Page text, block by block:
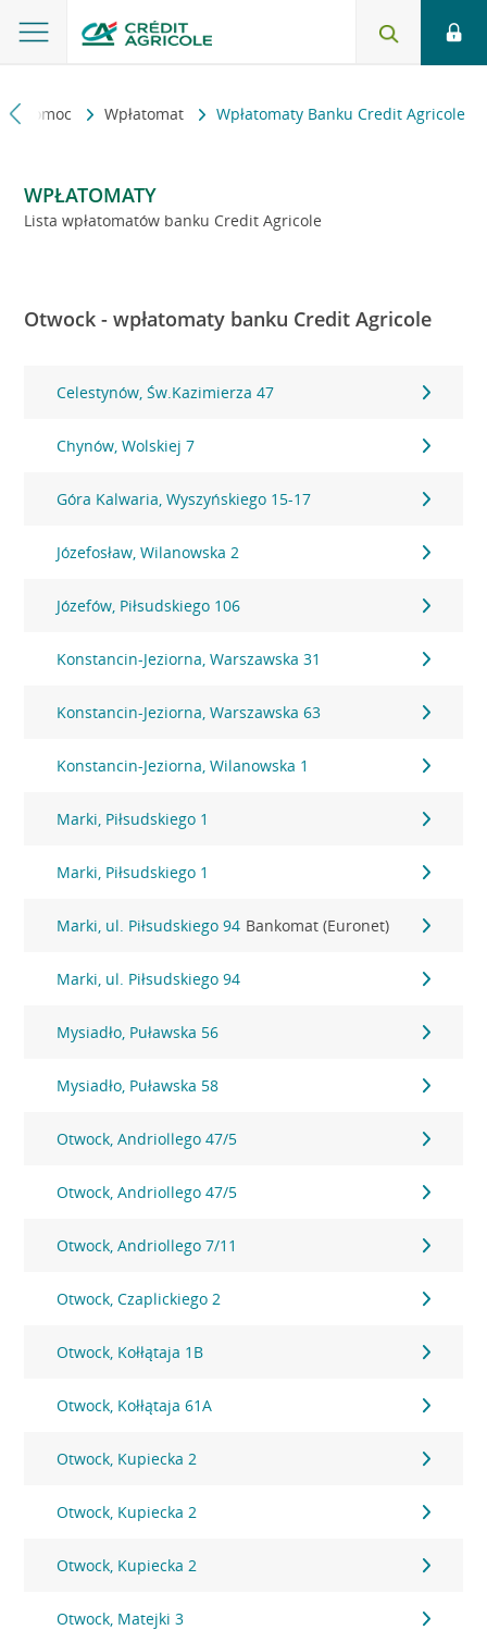
i pomoc Wpłatomat Wpłatomaty Banku Credit Agricole
WPŁATOMATY
Lista wpłatomatów banku Credit Agricole
Otwock - wpłatomaty banku Credit Agricole
Celestynów, Św.Kazimierza 47
Chynów, Wolskiej 7
Góra Kalwaria, Wyszyńskiego 15-17
Józefosław, Wilanowska 2
Józefów, Piłsudskiego 106
Konstancin-Jeziorna, Warszawska 31
Konstancin-Jeziorna, Warszawska 63
Konstancin-Jeziorna, Wilanowska 1
Marki, Piłsudskiego 1
Marki, Piłsudskiego 1
Marki, ul. Piłsudskiego 94 Bankomat (Euronet)
Marki, ul. Piłsudskiego 94
Mysiadło, Puławska 56
Mysiadło, Puławska 58
Otwock, Andriollego 47/5
Otwock, Andriollego 47/5
Otwock, Andriollego 7/11
Otwock, Czaplickiego 2
Otwock, Kołłątaja 1B
Otwock, Kołłątaja 61A
Otwock, Kupiecka 2
Otwock, Kupiecka 2
Otwock, Kupiecka 2
Otwock, Matejki 3